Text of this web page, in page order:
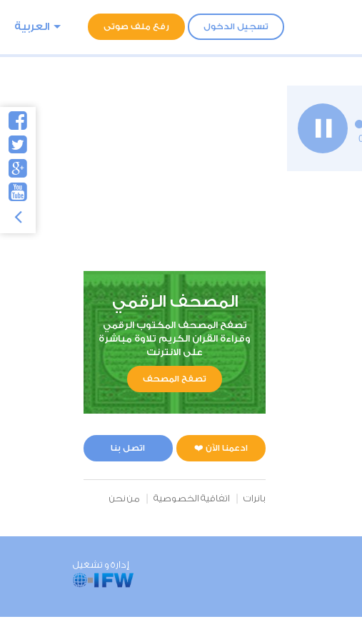
تسجيل الدخول رفع ملف صوتى العربية
المصحف الرقمي
تصفح المصحف المكتوب الرقمي
وقراءة القران الكريم تلاوة مباشرة
على الانترنت
تصفح المصحف
ادعمنا الآن ❤️ اتصل بنا
بانرات اتفاقية الخصوصية من نحن
إدارة و تشغيل